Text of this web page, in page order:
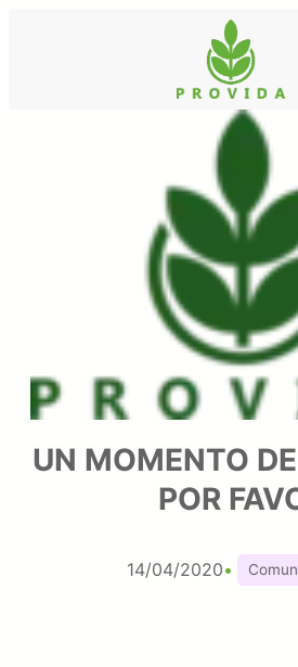
UN MOMENTO
POR
14/04/2020•